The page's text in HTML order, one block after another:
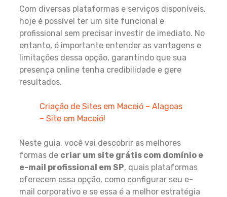
Com diversas plataformas e serviços disponíveis,
hoje é possível ter um site funcional e
profissional sem precisar investir de imediato. No
entanto, é importante entender as vantagens e
limitações dessa opção, garantindo que sua
presença online tenha credibilidade e gere
resultados.
Criação de Sites em Maceió – Alagoas
– Site em Maceió!
Neste guia, você vai descobrir as melhores
formas de criar um site grátis com domínio e
e-mail profissional em SP, quais plataformas
oferecem essa opção, como configurar seu e-
mail corporativo e se essa é a melhor estratégia